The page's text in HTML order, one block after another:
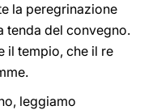
la peregrinazione
tenda del convegno.
il tempio, che il re
leggiamo